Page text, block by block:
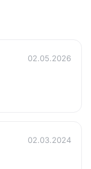
02.05.2026
02.03.2024